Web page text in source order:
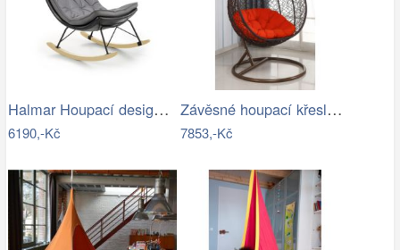
Halmar Houpací designové křeslo Indigo,…
6190,-Kč
Závěsné houpací křeslo - AX
7853,-Kč